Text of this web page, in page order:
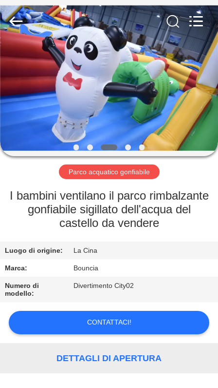
CASA
PRODOTTI
VIDEO
CIRCA
NOI
GIRO
DELLA
FABBRICA
CONTROLLO
DI
QUALITÀ
CONTATTICI
Guangzhou
Bouncia
Inflatables
Factory.
All
Rights
Reserved.
Parco acquatico gonfiabile
I bambini ventilano il parco rimbalzante
gonfiabile sigillato dell'acqua del
castello da vendere
Luogo di origine: La Cina
Marca: Bouncia
Numero di
modello:
Divertimento City02
CONTATTACI!
DETTAGLI DI APERTURA